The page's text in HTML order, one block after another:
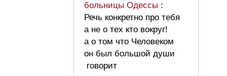
больницы Одессы :
Речь конкретно про тебя
а не о тех кто вокруг!
а о том что Человеком
он был большой души
говорит